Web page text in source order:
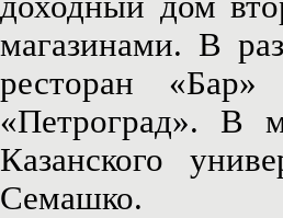
магазинами. В
ресторан
«Петроград». В
Казанского
Семашко.